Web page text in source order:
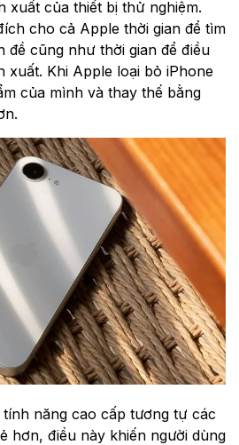
xuất của thiết bị thử nghiệm.
cho cả Apple thời gian để tìm
đề cũng như thời gian để điều
xuất. Khi Apple loại bỏ iPhone
của mình và thay thế bằng
năng cao cấp tương tự các
hơn, điều này khiến người dùng